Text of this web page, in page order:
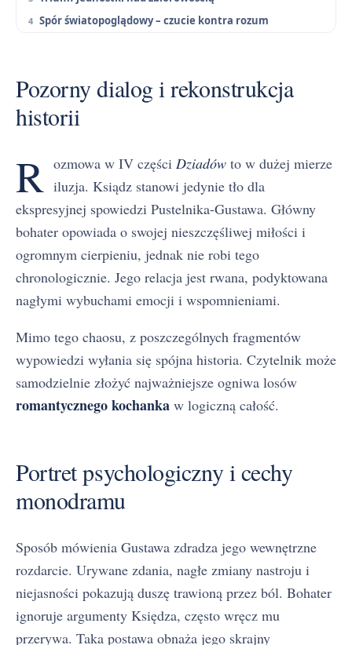
Spór światopoglądowy – czucie kontra rozum
Pozorny dialog i rekonstrukcja
historii
R ozmowa w IV części Dziadów to w dużej mierze
iluzja. Ksiądz stanowi jedynie tło dla
ekspresyjnej spowiedzi Pustelnika-Gustawa. Główny
bohater opowiada o swojej nieszczęśliwej miłości i
ogromnym cierpieniu, jednak nie robi tego
chronologicznie. Jego relacja jest rwana, podyktowana
nagłymi wybuchami emocji i wspomnieniami.
Mimo tego chaosu, z poszczególnych fragmentów
wypowiedzi wyłania się spójna historia. Czytelnik może
samodzielnie złożyć najważniejsze ogniwa losów
romantycznego kochanka w logiczną całość.
Portret psychologiczny i cechy
monodramu
Sposób mówienia Gustawa zdradza jego wewnętrzne
rozdarcie. Urywane zdania, nagłe zmiany nastroju i
niejasności pokazują duszę trawioną przez ból. Bohater
ignoruje argumenty Księdza, często wręcz mu
przerywa. Taka postawa obnaża jego skrajny